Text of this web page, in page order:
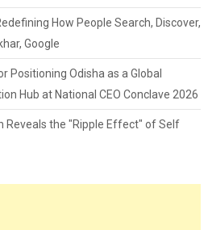
How People Search, Discover,
Google
Positioning Odisha as a Global
Hub at National CEO Conclave 2026
Reveals the "Ripple Effect" of Self